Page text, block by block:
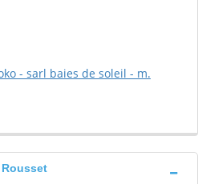
- sarl baies de soleil - m.